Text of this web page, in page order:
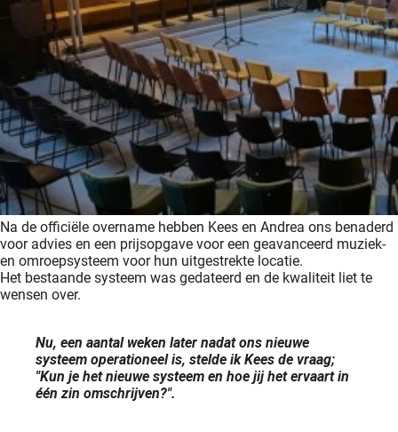
Na de officiële overname hebben Kees en Andrea ons benaderd
voor advies en een prijsopgave voor een geavanceerd muziek-
en omroepsysteem voor hun uitgestrekte locatie.
Het bestaande systeem was gedateerd en de kwaliteit liet te
wensen over.
Nu, een aantal weken later nadat ons nieuwe
systeem operationeel is, stelde ik Kees de vraag;
"Kun je het nieuwe systeem en hoe jij het ervaart in
één zin omschrijven?".